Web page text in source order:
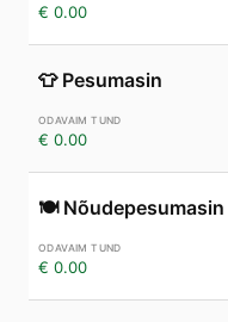
€ 0.00
👕 Pesumasin
€ 0.00
🍽️ Nõudepesumasin
€ 0.00